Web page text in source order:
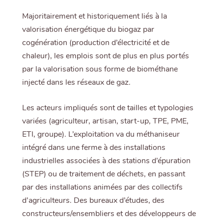
Majoritairement et historiquement liés à la
valorisation énergétique du biogaz par
cogénération (production d’électricité et de
chaleur), les emplois sont de plus en plus portés
par la valorisation sous forme de biométhane
injecté dans les réseaux de gaz.
Les acteurs impliqués sont de tailles et typologies
variées (agriculteur, artisan, start-up, TPE, PME,
ETI, groupe). L’exploitation va du méthaniseur
intégré dans une ferme à des installations
industrielles associées à des stations d’épuration
(STEP) ou de traitement de déchets, en passant
par des installations animées par des collectifs
d’agriculteurs. Des bureaux d’études, des
constructeurs/ensembliers et des développeurs de